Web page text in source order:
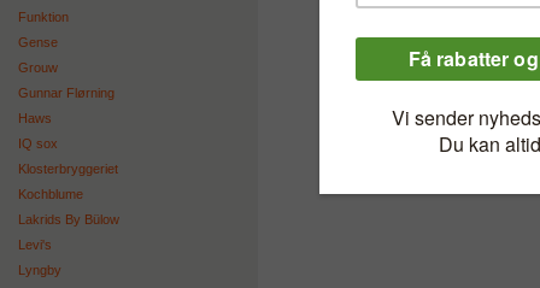
Funktion
Gense
Grouw
Gunnar Flørning
Haws
IQ sox
Klosterbryggeriet
Kochblume
Lakrids By Bülow
Levi's
Lyngby